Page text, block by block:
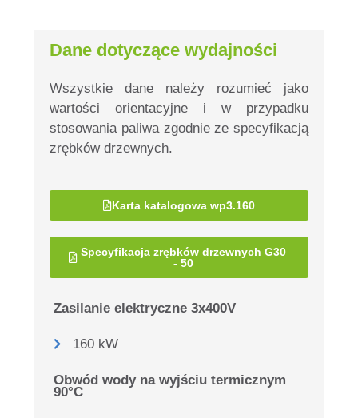
Dane dotyczące wydajności
Wszystkie dane należy rozumieć jako
wartości orientacyjne i w przypadku
stosowania paliwa zgodnie ze specyfikacją
zrębków drzewnych.
Karta katalogowa wp3.160
Specyfikacja zrębków drzewnych G30
- 50
Zasilanie elektryczne 3x400V
160 kW
Obwód wody na wyjściu termicznym
90°C